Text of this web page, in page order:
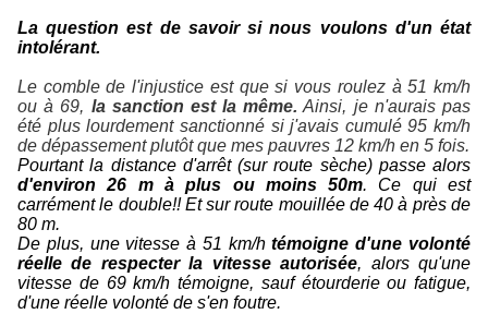
La question est de savoir si nous voulons d'un état
intolérant.
Le comble de l'injustice est que si vous roulez à 51 km/h
ou à 69, la sanction est la même. Ainsi, je n'aurais pas
été plus lourdement sanctionné si j'avais cumulé 95 km/h
de dépassement plutôt que mes pauvres 12 km/h en 5 fois.
Pourtant la distance d'arrêt (sur route sèche) passe alors
d'environ 26 m à plus ou moins 50m. Ce qui est
carrément le double!! Et sur route mouillée de 40 à près de
80 m.
De plus, une vitesse à 51 km/htémoigne d'une volonté
réelle de respecter la vitesse autorisée, alors qu'une
vitesse de 69 km/h témoigne, sauf étourderie ou fatigue,
d'une réelle volonté de s'en foutre.